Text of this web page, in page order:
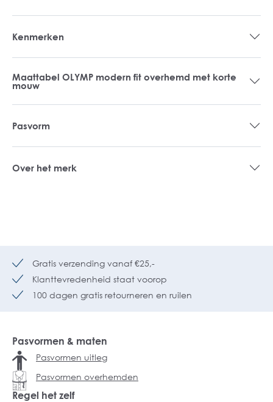
Kenmerken
Maattabel OLYMP modern fit overhemd met korte
mouw
Pasvorm
Over het merk
Gratis verzending vanaf €25,-
Klanttevredenheid staat voorop
100 dagen gratis retourneren en ruilen
Pasvormen & maten
Pasvormen uitleg
Pasvormen overhemden
Regel het zelf